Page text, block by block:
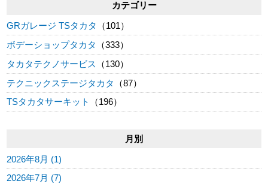
カテゴリー
GRガレージ TSタカタ
（101）
ボデーショップタカタ
（333）
タカタテクノサービス
（130）
テクニックステージタカタ
（87）
TSタカタサーキット
（196）
月別
2026年8月 (1)
2026年7月 (7)